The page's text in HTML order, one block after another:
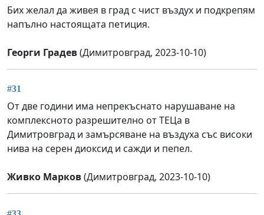
Бих желал да живея в град с чист въздух и подкрепям
напълно настоящата петиция.
Георги Градев(Димитровград, 2023-10-10)
#31
От две години има непрекъснато нарушаване на
комплексното разрешително от ТЕЦа в
Димитровград и замърсяване на въздуха със високи
нива на серен диоксид и сажди и пепел.
Живко Марков(Димитровград, 2023-10-10)